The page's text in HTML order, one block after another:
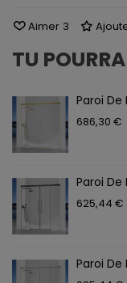
Aimer 3
TU
Paroi De
686,30 €
Paroi De
625,44 €
Paroi De